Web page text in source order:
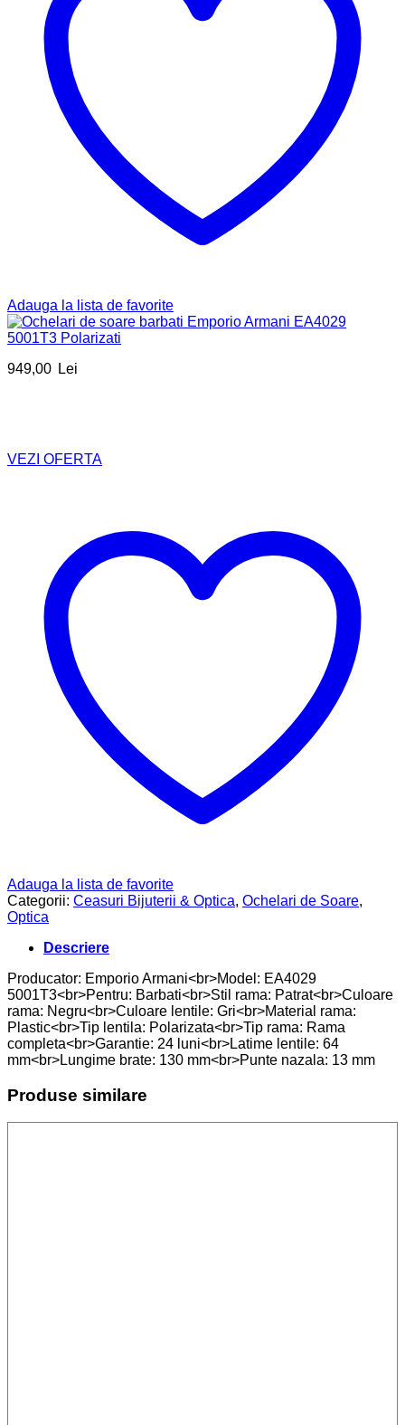
Adauga la lista de favorite
949,00 Lei
VEZI OFERTA
Adauga la lista de favorite
Categorii: Ceasuri Bijuterii & Optica, Ochelari de Soare,
Optica
Descriere
Producator: Emporio Armani<br>Model: EA4029
5001T3<br>Pentru: Barbati<br>Stil rama: Patrat<br>Culoare
rama: Negru<br>Culoare lentile: Gri<br>Material rama:
Plastic<br>Tip lentila: Polarizata<br>Tip rama: Rama
completa<br>Garantie: 24 luni<br>Latime lentile: 64
mm<br>Lungime brate: 130 mm<br>Punte nazala: 13 mm
Produse similare